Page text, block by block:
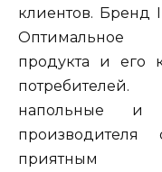
клиентов. Бренд
Оптимальное
продукта и его
напольные и
производителя